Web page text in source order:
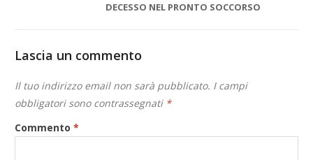
DECESSO NEL PRONTO SOCCORSO
Lascia un commento
Il tuo indirizzo email non sarà pubblicato. I campi
obbligatori sono contrassegnati *
Commento*